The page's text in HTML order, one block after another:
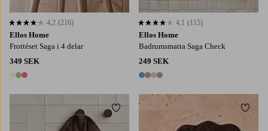
Ellos Home
Frottéset Saga i 4 delar
349 SEK
3 färger
4,2 baserat på 216 st betyg
4,2 (216)
Ellos Home
Badrumsmatta Saga Check
249 SEK
4 färger
4,1 baserat på 115 st betyg
4,1 (115)
Lägg till i favoriter